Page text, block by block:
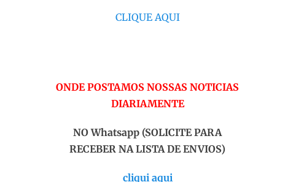
CLIQUE AQUI
ONDE POSTAMOS NOSSAS NOTICIAS
DIARIAMENTE
NO Whatsapp (SOLICITE PARA
RECEBER NA LISTA DE ENVIOS)
cliqui aqui